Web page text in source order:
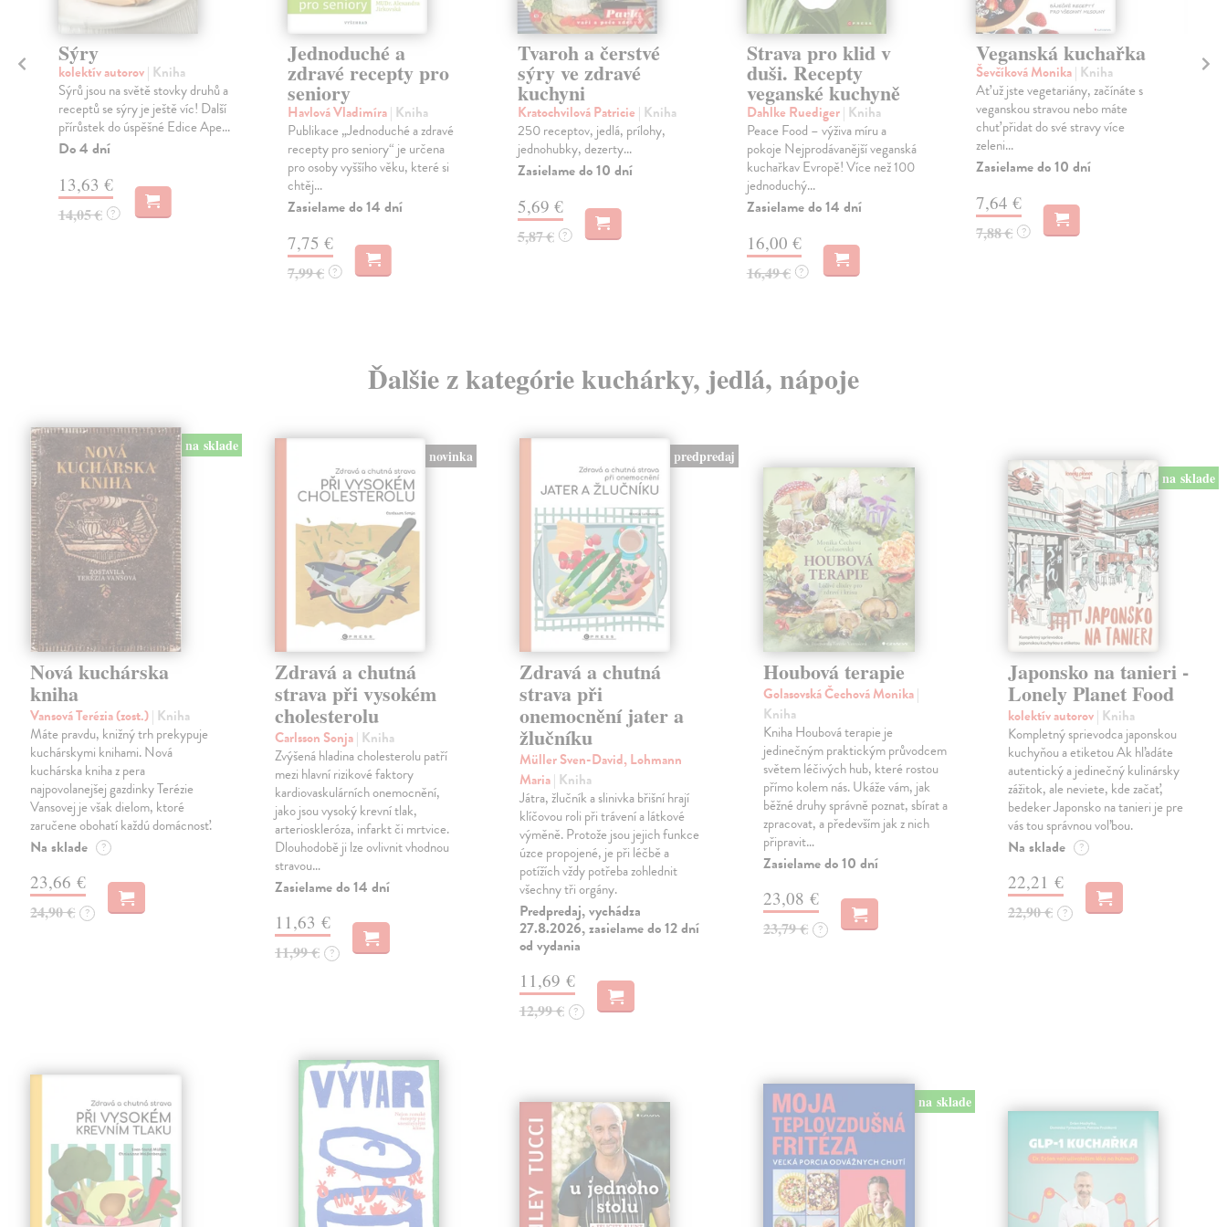
Sýry
kolektív autorov| Kniha
Sýrů jsou na světě stovky druhů a
receptů se sýry je ještě víc! Další
přírůstek do úspěšné Edice Ape...
Do 4 dní
13,63 €
14,05 € ?
Jednoduché a
zdravé recepty pro
seniory
Havlová Vladimíra| Kniha
Publikace „Jednoduché a zdravé
recepty pro seniory“ je určena
pro osoby vyššího věku, které si
chtěj...
Zasielame do 14 dní
7,75 €
7,99 € ?
Tvaroh a čerstvé
sýry ve zdravé
kuchyni
Kratochvilová Patricie | Kniha
250 receptov, jedlá, prílohy,
jednohubky, dezerty...
Zasielame do 10 dní
5,69 €
5,87 € ?
Strava pro klid v
duši. Recepty
veganské kuchyně
Dahlke Ruediger| Kniha
Peace Food – výživa míru a
pokoje Nejprodávanější veganská
kuchařkav Evropě! Více než 100
jednoduchý...
Zasielame do 14 dní
16,00 €
16,49 € ?
Veganská kuchařka
Ševčíková Monika| Kniha
Ať už jste vegetariány, začínáte s
veganskou stravou nebo máte
chuť přidat do své stravy více
zeleni...
Zasielame do 10 dní
7,64 €
7,88 € ?
Ďalšie z kategórie kuchárky, jedlá, nápoje
na sklade
Nová kuchárska
kniha
Vansová Terézia (zost.)| Kniha
Máte pravdu, knižný trh prekypuje
kuchárskymi knihami. Nová
kuchárska kniha z pera
najpovolanejšej gazdinky Terézie
Vansovej je však dielom, ktoré
zaručene obohatí každú domácnosť.
Na sklade ?
23,66 €
24,90 € ?
novinka
Zdravá a chutná
strava při vysokém
cholesterolu
Carlsson Sonja| Kniha
Zvýšená hladina cholesterolu patří
mezi hlavní rizikové faktory
kardiovaskulárních onemocnění,
jako jsou vysoký krevní tlak,
arterioskleróza, infarkt či mrtvice.
Dlouhodobě ji lze ovlivnit vhodnou
stravou…
Zasielame do 14 dní
11,63 €
11,99 € ?
predpredaj
Zdravá a chutná
strava při
onemocnění jater a
žlučníku
Müller Sven-David, Lohmann
Maria| Kniha
Játra, žlučník a slinivka břišní hrají
klíčovou roli při trávení a látkové
výměně. Protože jsou jejich funkce
úzce propojené, je při léčbě a
potížích vždy potřeba zohlednit
všechny tři orgány.
Predpredaj, vychádza
27.8.2026, zasielame do 12 dní
od vydania
11,69 €
12,99 € ?
Houbová terapie
Golasovská Čechová Monika|
Kniha
Kniha Houbová terapie je
jedinečným praktickým průvodcem
světem léčivých hub, které rostou
přímo kolem nás. Ukáže vám, jak
běžné druhy správně poznat, sbírat a
zpracovat, a především jak z nich
připravit…
Zasielame do 10 dní
23,08 €
23,79 € ?
na sklade
Japonsko na tanieri -
Lonely Planet Food
kolektív autorov| Kniha
Kompletný sprievodca japonskou
kuchyňou a etiketou Ak hľadáte
autentický a jedinečný kulinársky
zážitok, ale neviete, kde začať,
bedeker Japonsko na tanieri je pre
vás tou správnou voľbou.
Na sklade ?
22,21 €
22,90 € ?
na sklade